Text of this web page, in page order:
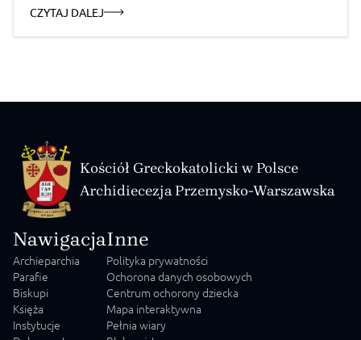
Проповідь на Неділю Всіх Святих «Будьте досконалі, як
CZYTAJ DALEJ
Kościół Greckokatolicki w Polsce
Archidiecezja Przemysko-Warszawska
Nawigacja
Archieparchia
Parafie
Biskupi
Księża
Instytucje
Inne
Polityka prywatności
Ochorona danych osobowych
Centrum ochorony dziecka
Mapa interaktywna
Pełnia wiary